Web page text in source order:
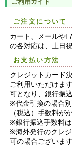
ご注文について
カート、メールや
の各対応は、土日
お支払い方法
クレジットカード
ご利用いただけま
可となり、銀行振
※代金引換の場合
（税込）手数料が
※銀行振込手数料は
※海外発行のクレ
可の場合ございま